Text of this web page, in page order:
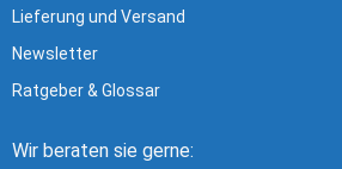
Lieferung und Versand
Newsletter
Ratgeber & Glossar
Wir beraten sie gerne: